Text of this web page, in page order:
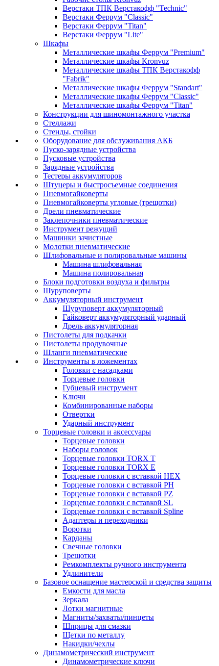
Верстаки ТПК Верстакофф "Technic"
Верстаки Феррум "Classic"
Верстаки Феррум "Titan"
Верстаки Феррум "Lite"
Шкафы
Металлические шкафы Феррум "Premium"
Металлические шкафы Kronvuz
Металлические шкафы ТПК Верстакофф
"Fabrik"
Металлические шкафы Феррум "Standart"
Металлические шкафы Феррум "Classic"
Металлические шкафы Феррум "Titan"
Конструкции для шиномонтажного участка
Стеллажи
Стенды, стойки
Оборудование для обслуживания АКБ
Пуско-зарядные устройства
Пусковые устройства
Зарядные устройства
Тестеры аккумуляторов
Штуцеры и быстросъемные соединения
Пневмогайковерты
Пневмогайковерты угловые (трещотки)
Дрели пневматические
Заклепочники пневматические
Инструмент режущий
Машинки зачистные
Молотки пневматические
Шлифовальные и полировальные машины
Машина шлифовальная
Машина полировальная
Блоки подготовки воздуха и фильтры
Шуруповерты
Аккумуляторный инструмент
Шуруповерт аккумуляторный
Гайковерт аккумуляторный ударный
Дрель аккумуляторная
Пистолеты для подкачки
Пистолеты продувочные
Шланги пневматические
Инструменты в ложементах
Головки с насадками
Торцевые головки
Губцевый инструмент
Ключи
Комбинированные наборы
Отвертки
Ударный инструмент
Торцевые головки и аксессуары
Торцевые головки
Наборы головок
Торцевые головки TORX T
Торцевые головки TORX Е
Торцевые головки с вставкой HEX
Торцевые головки с вставкой PH
Торцевые головки с вставкой PZ
Торцевые головки с вставкой SL
Торцевые головки с вставкой Spline
Адаптеры и переходники
Воротки
Карданы
Свечные головки
Трещотки
Ремкомплекты ручного инструмента
Удлинители
Базовое оснащение мастерской и средства защиты
Емкости для масла
Зеркала
Лотки магнитные
Магниты/захваты/пинцеты
Шприцы для смазки
Щетки по металлу
Накидки/чехлы
Динамометрический инструмент
Динамометрические ключи